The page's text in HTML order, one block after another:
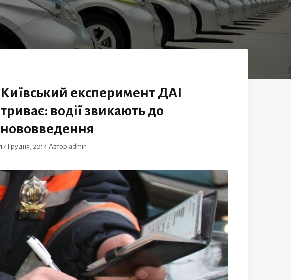
Київський експеримент ДАІ
триває: водії звикають до
нововведення
17 Грудня, 2014 Автор admin